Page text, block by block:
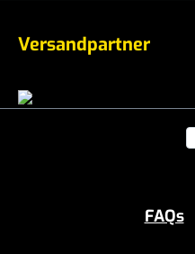
Versandpartner
FAQs